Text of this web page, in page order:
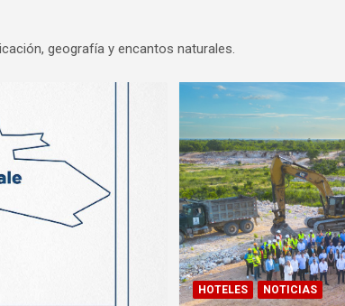
geografía y encantos naturales.
HOTELES NOTICIAS